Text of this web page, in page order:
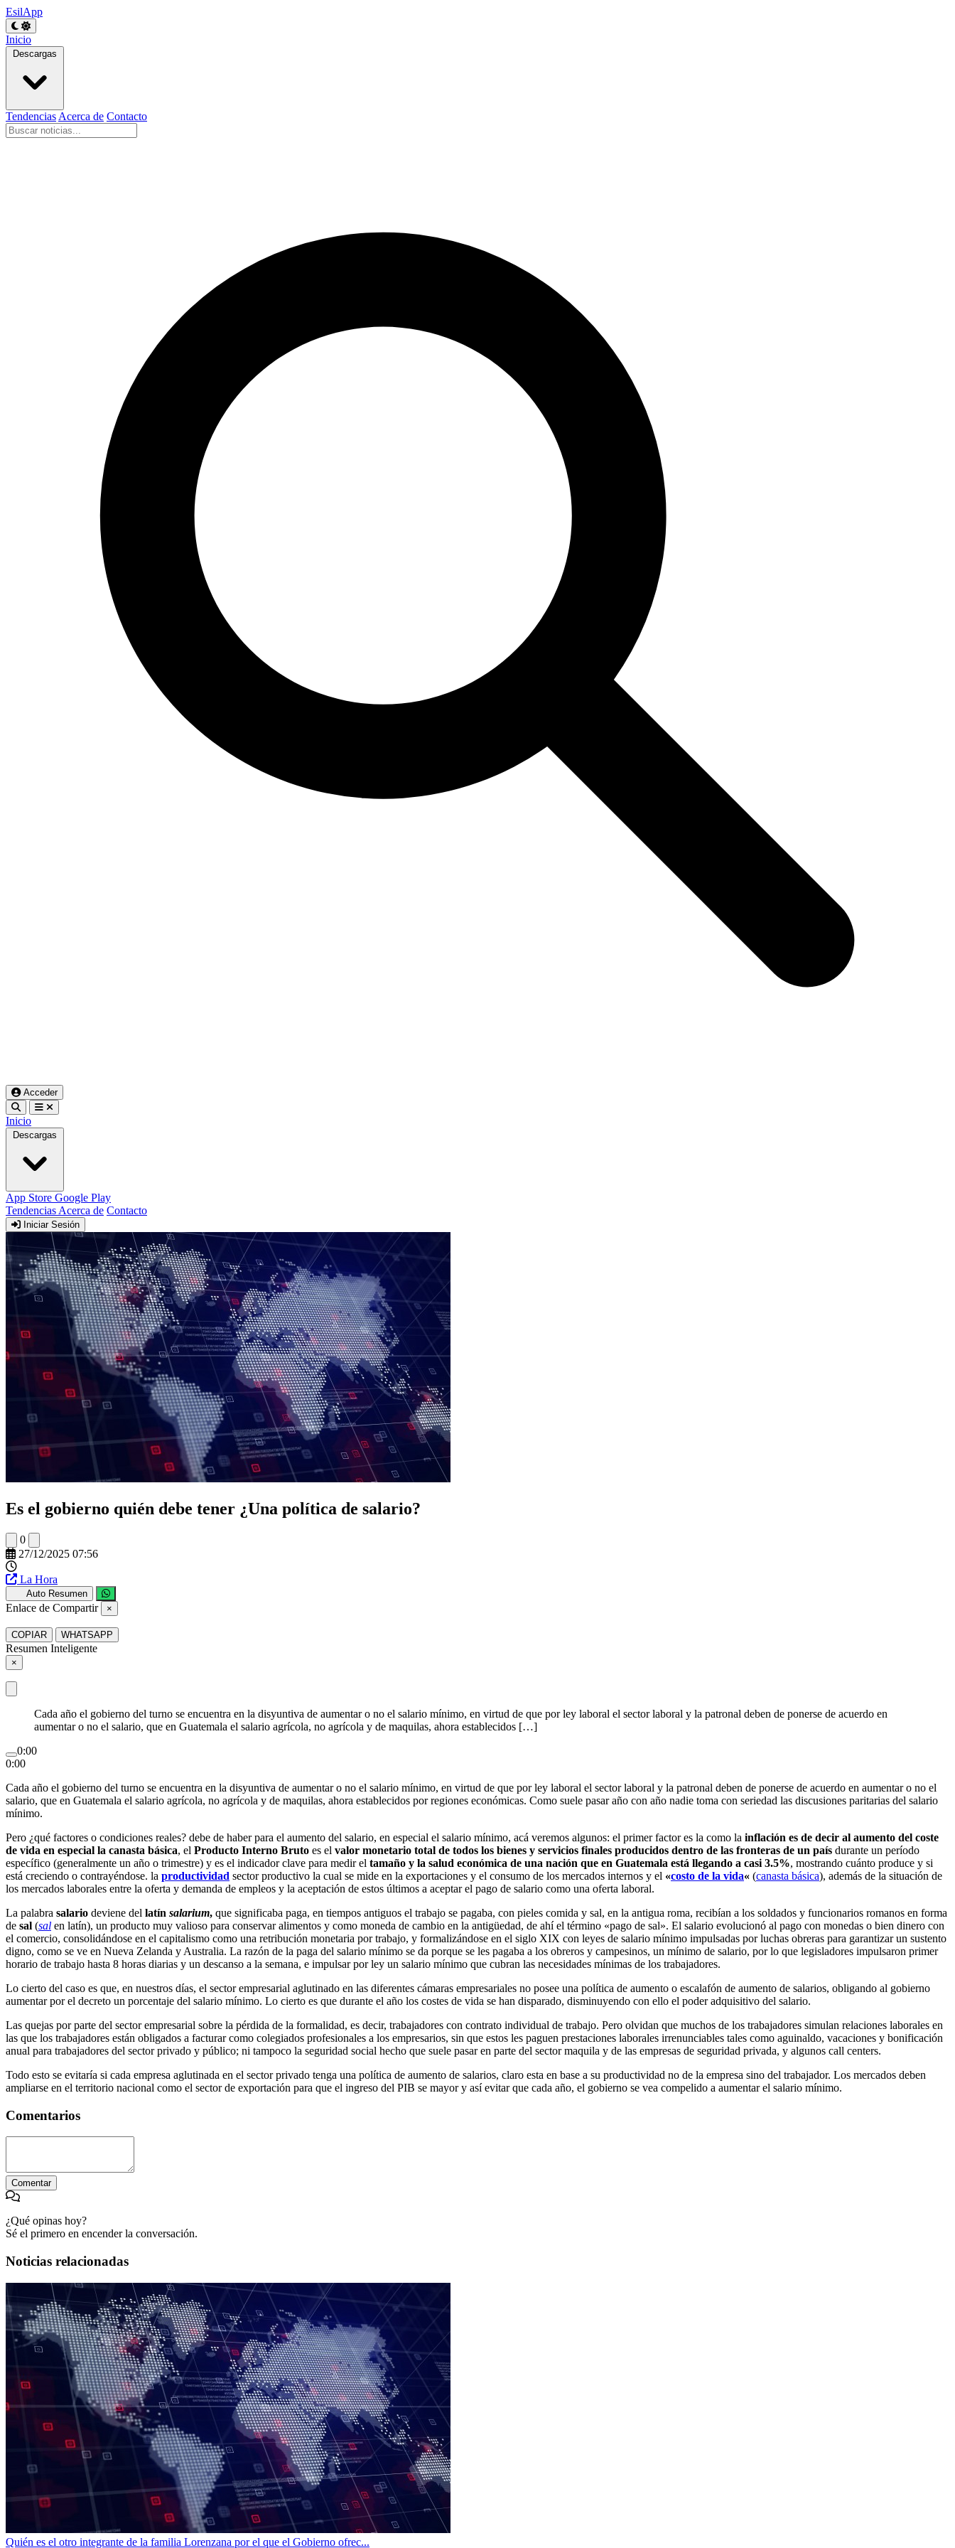
EsilApp
Inicio
Descargas
Tendencias Acerca de Contacto
Acceder
Inicio
Descargas
App Store Google Play
Tendencias Acerca de Contacto
Iniciar Sesión
Es el gobierno quién debe tener ¿Una política de salario?
0
27/12/2025 07:56
La Hora
Auto Resumen
Enlace de Compartir ×
COPIAR WHATSAPP
Resumen Inteligente
×
Cada año el gobierno del turno se encuentra en la disyuntiva de aumentar o no el salario mínimo, en virtud de que por ley laboral el sector laboral y la patronal deben de ponerse de acuerdo en
aumentar o no el salario, que en Guatemala el salario agrícola, no agrícola y de maquilas, ahora establecidos […]
0:00
0:00
Cada año el gobierno del turno se encuentra en la disyuntiva de aumentar o no el salario mínimo, en virtud de que por ley laboral el sector laboral y la patronal deben de ponerse de acuerdo en aumentar o no el
salario, que en Guatemala el salario agrícola, no agrícola y de maquilas, ahora establecidos por regiones económicas. Como suele pasar año con año nadie toma con seriedad las discusiones paritarias del salario
mínimo.
Pero ¿qué factores o condiciones reales? debe de haber para el aumento del salario, en especial el salario mínimo, acá veremos algunos: el primer factor es la como la inflación es de decir al aumento del coste
de vida en especial la canasta básica, el Producto Interno Bruto es el valor monetario total de todos los bienes y servicios finales producidos dentro de las fronteras de un país durante un período
específico (generalmente un año o trimestre) y es el indicador clave para medir el tamaño y la salud económica de una nación que en Guatemala está llegando a casi 3.5%, mostrando cuánto produce y si
está creciendo o contrayéndose. la productividad sector productivo la cual se mide en la exportaciones y el consumo de los mercados internos y el «costo de la vida« (canasta básica), además de la situación de
los mercados laborales entre la oferta y demanda de empleos y la aceptación de estos últimos a aceptar el pago de salario como una oferta laboral.
La palabra salario deviene del latín salarium, que significaba paga, en tiempos antiguos el trabajo se pagaba, con pieles comida y sal, en la antigua roma, recibían a los soldados y funcionarios romanos en forma
de sal (sal en latín), un producto muy valioso para conservar alimentos y como moneda de cambio en la antigüedad, de ahí el término «pago de sal». El salario evolucionó al pago con monedas o bien dinero con
el comercio, consolidándose en el capitalismo como una retribución monetaria por trabajo, y formalizándose en el siglo XIX con leyes de salario mínimo impulsadas por luchas obreras para garantizar un sustento
digno, como se ve en Nueva Zelanda y Australia. La razón de la paga del salario mínimo se da porque se les pagaba a los obreros y campesinos, un mínimo de salario, por lo que legisladores impulsaron primer
horario de trabajo hasta 8 horas diarias y un descanso a la semana, e impulsar por ley un salario mínimo que cubran las necesidades mínimas de los trabajadores.
Lo cierto del caso es que, en nuestros días, el sector empresarial aglutinado en las diferentes cámaras empresariales no posee una política de aumento o escalafón de aumento de salarios, obligando al gobierno
aumentar por el decreto un porcentaje del salario mínimo. Lo cierto es que durante el año los costes de vida se han disparado, disminuyendo con ello el poder adquisitivo del salario.
Las quejas por parte del sector empresarial sobre la pérdida de la formalidad, es decir, trabajadores con contrato individual de trabajo. Pero olvidan que muchos de los trabajadores simulan relaciones laborales en
las que los trabajadores están obligados a facturar como colegiados profesionales a los empresarios, sin que estos les paguen prestaciones laborales irrenunciables tales como aguinaldo, vacaciones y bonificación
anual para trabajadores del sector privado y público; ni tampoco la seguridad social hecho que suele pasar en parte del sector maquila y de las empresas de seguridad privada, y algunos call centers.
Todo esto se evitaría si cada empresa aglutinada en el sector privado tenga una política de aumento de salarios, claro esta en base a su productividad no de la empresa sino del trabajador. Los mercados deben
ampliarse en el territorio nacional como el sector de exportación para que el ingreso del PIB se mayor y así evitar que cada año, el gobierno se vea compelido a aumentar el salario mínimo.
Comentarios
Comentar
¿Qué opinas hoy?
Sé el primero en encender la conversación.
Noticias relacionadas
Quién es el otro integrante de la familia Lorenzana por el que el Gobierno ofrec...